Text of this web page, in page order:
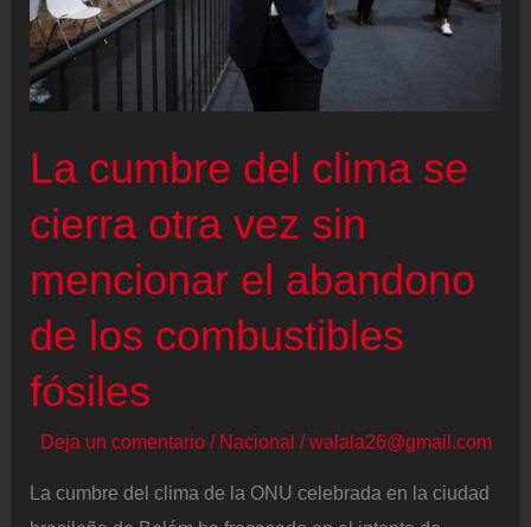
a
su
padre,
rey
Juan
Carlos
para
regresar
España
La cumbre del clima se
cierra otra vez sin
mencionar el abandono
de los combustibles
fósiles
Deja un comentario / Nacional /walala26@gmail.com
La cumbre del clima de la ONU celebrada en la ciudad